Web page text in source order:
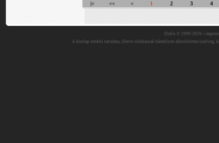
|<
<< < 1 2 3 4
DuEn © 1999-2026 •
A honlap eredeti tartalma, illetve oldalainak bármilyen alkotóeleme (szöveg,